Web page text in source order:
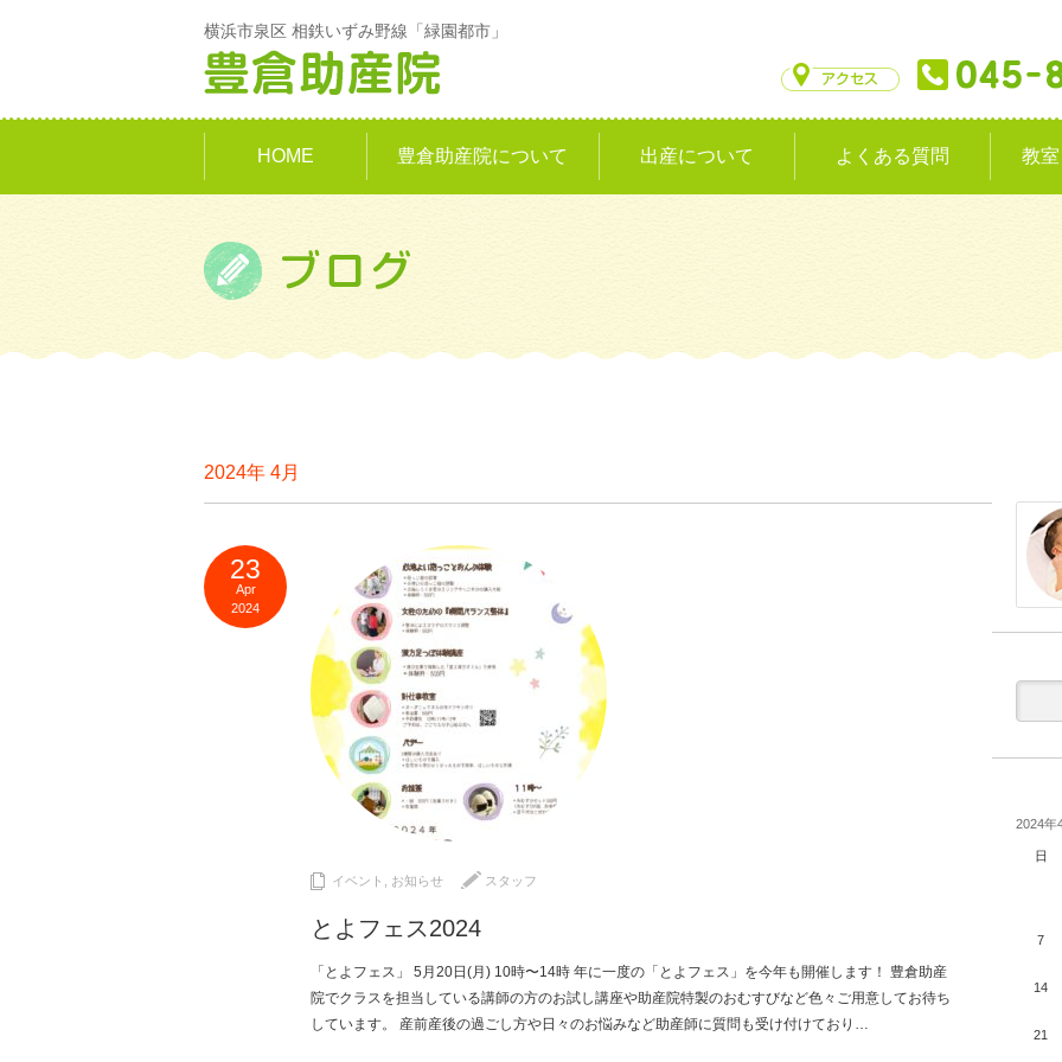
横浜市泉区 相鉄いずみ野線「緑園都市」
HOME 豊倉助産院について 出産について よくある質問 教
2024年 4月
23
Apr
2024
イベント お知らせ スタッフ
とよフェス2024
「とよフェス」 5月20日(月) 10時〜14時 年に一度の「とよフェス」を今年も開催します！ 豊倉助産
院でクラスを担当している講師の方のお試し講座や助産院特製のおむすびなど色々ご用意してお待ち
しています。 産前産後の過ごし方や日々のお悩みなど助産師に質問も受け付けており…
2024年
日
7
14
21